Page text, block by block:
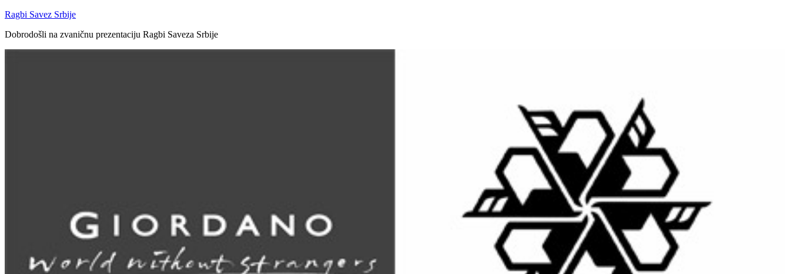
Ragbi Savez Srbije
Dobrodošli na zvaničnu prezentaciju Ragbi Saveza Srbije